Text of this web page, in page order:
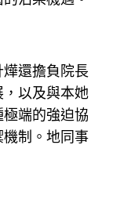
還擔負院長
以及與本她
端的強迫協
制。地同事